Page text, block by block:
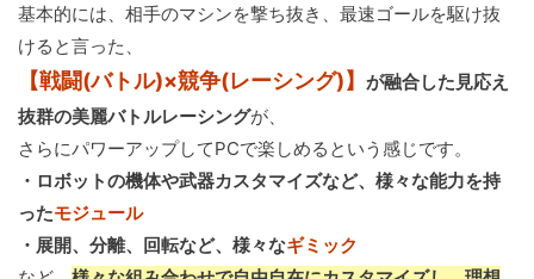
基本的には、相手のマシンを撃ち抜き、最速ゴールを駆け抜
けると言った、
【戦闘(バトル)×競争(レーシング)】 が融合した見応え
抜群の美麗バトルレーシングが、
さらにパワーアップしてPCで楽しめるという感じです。
・ロボットの機体や武器カスタマイズなど、様々な能力を持
ったモジュール
・展開、分離、回転など、様々なギミック